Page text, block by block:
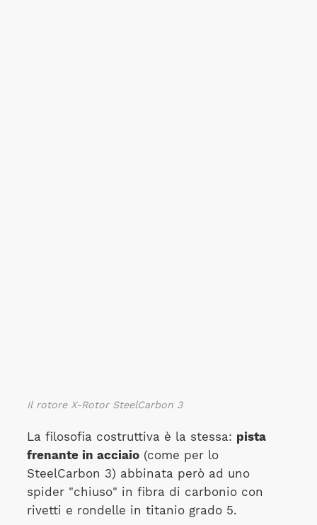
Il rotore X-Rotor SteelCarbon 3
La filosofia costruttiva è la stessa: pista
frenante in acciaio(come per lo
SteelCarbon 3) abbinata però ad uno
spider "chiuso" in fibra di carbonio con
rivetti e rondelle in titanio grado 5.